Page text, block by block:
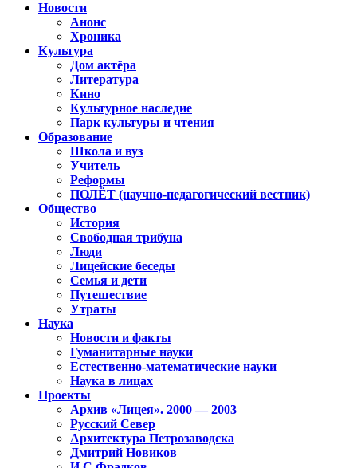
Новости
Анонс
Хроника
Культура
Дом актёра
Литература
Кино
Культурное наследие
Парк культуры и чтения
Образование
Школа и вуз
Учитель
Реформы
ПОЛЁТ (научно-педагогический вестник)
Общество
История
Свободная трибуна
Люди
Лицейские беседы
Семья и дети
Путешествие
Утраты
Наука
Новости и факты
Гуманитарные науки
Естественно-математические науки
Наука в лицах
Проекты
Архив «Лицея». 2000 — 2003
Русский Север
Архитектура Петрозаводска
Дмитрий Новиков